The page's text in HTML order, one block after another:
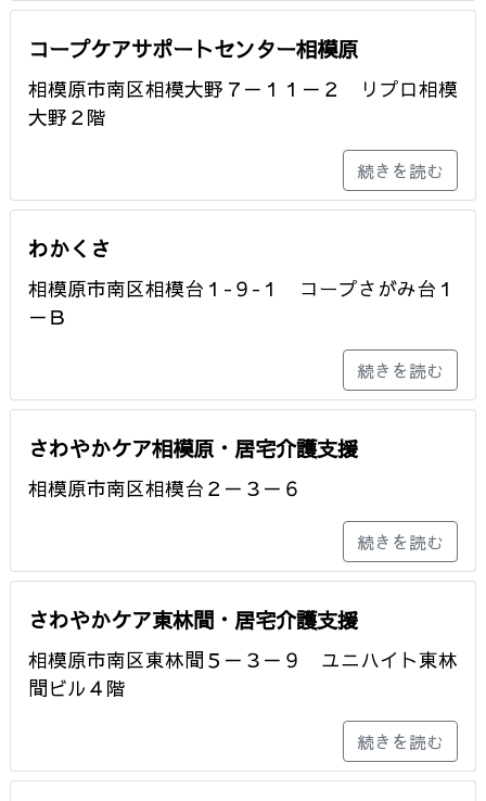
コープケアサポートセンター相模原
相模原市南区相模大野７－１１－２ リプロ相模
大野２階
続きを読む
わかくさ
相模原市南区相模台１-９-１ コープさがみ台１
－Ｂ
続きを読む
さわやかケア相模原・居宅介護支援
相模原市南区相模台２－３－６
続きを読む
さわやかケア東林間・居宅介護支援
相模原市南区東林間５－３－９ ユニハイト東林
間ビル４階
続きを読む